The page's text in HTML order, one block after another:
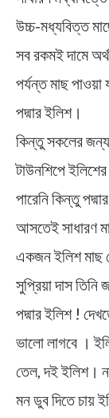
উচ্চ-মধ্যবিত্ত
সব রকমই দামে
পর্যন্ত মাছ
পদ্মার ইলিশ।
কিন্তু সকলের
টাউনশিপে
পারেনি কিন্তু
আসতেই সাধারণ
একজন ইলিশ মাছ
সুপ্রিয়া দাস তিনি
পদ্মার ইলিশ !
ভালো লাগবে ।
তেল, দই ইলিশ।
মন ডুব দিতে চায়